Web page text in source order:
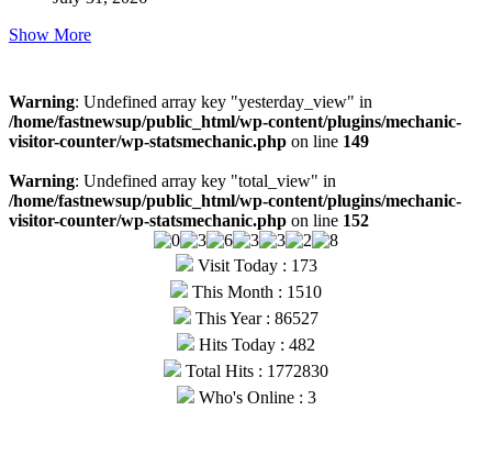
Show More
Warning: Undefined array key "yesterday_view" in
/home/fastnewsup/public_html/wp-content/plugins/mechanic-
visitor-counter/wp-statsmechanic.php on line 149
Warning: Undefined array key "total_view" in
/home/fastnewsup/public_html/wp-content/plugins/mechanic-
visitor-counter/wp-statsmechanic.php on line 152
Visit Today : 173
This Month : 1510
This Year : 86527
Hits Today : 482
Total Hits : 1772830
Who's Online : 3